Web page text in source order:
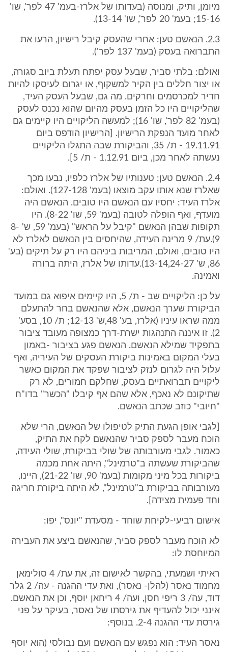
מיומן, ותיק, ומנוסה (בעדותו של אלרז-בעמ' 47 לפר', שו'
15-16; בעמ' 20 לפר', שו' 13-14).
2.3. הנאשם טען: אחרי שהעסק קיבל רישיון, הרעו את
התברואה בעסק (בעמ' 137 לפר').
ואולם: בלתי סביר, שבעל עסק יפתח תעלת ביוב סגורה,
או יצור חללים בין הקיר למשקוף, או יגרום לעיסקו להיות
חדיר למכרסמים וחרקים. מה גם, שבעל העסק העיד,
שהליקויים היו כל הזמן בעסק מהיום שהוא נכנס לעסק
(בעמ' 82 לפר', שו' 16); למעשה הליקויים היו קיימים גם
לאחר מועד הנפקת הרישיון. [הרישיון הודפס ביום
19.11.91 - ת/ 35, והביקורת שבה התגלו הליקויים
נעשתה לאחר מכן, ביום 1.12.91 - ת/ 5].
2.4. הנאשם טען: טענותיו של אלרז כלפיו, נבעו מכך
שאלרז שנא אותו עקב מוצאו (בעמ' 127-128). ואולם:
אלרז העיד: יחסיו עם הנאשם היו טובים. הנאשם היה
מועדף, ואף הופלה לטובה (בעמ' 59, שו' 8-22). היו
תקופות שבהן הנאשם "קיבל על הראש" (בעמ' 59, ש' 8-
9).עת/ 9 מרינה העידה, שהיחסים בין הנאשם לאלרז לא
היו טובים, ואולם, המריבות ביניהם היו רק על תיקים (בע'
86, ש' 13-14,24-27).עדותו של אלרז, היתה ברורה
ואמינה.
על כן: הליקויים שב - ת/ 5, היו קיימים איפוא גם במועד
הביקורת שערך הנאשם, אלא שהנאשם בחר להתעלם
ממה שראו עיניו (אלרז, בע' 48,ש' 12-13; ת/ 10, בסע'
2). זו איננה התנהגות ישרת-דרך כמצופה מעובד ציבור
בתפקיד שמילא הנאשם. הנאשם פגע בציבור -באמון
בעלי המקום באמינות ביקורת העסקים של העיריה, ואף
עלול היה לגרום לנזק לציבור שפקד את המקום כאשר
ליקויים תברואתיים בעסק, שחלקם חמורים, לא רק
שתיקונם לא נאכף, אלא שהם אף קיבלו "הכשר" בדו"ח
"חיובי" כוזב שכתב הנאשם.
[לגבי אופן הגעת התיק לטיפולו של הנאשם, הרי שלא
הוכח מעבר לספק סביר שהנאשם לקח את התיק,
כאמור. לגבי מעורבותה של שולי בביקורת, שולי העידה,
שהביקורת שעשתה ב"טרמינל", היתה אחת מכמה
ביקורות בכל מיני מקומות (בעמ' 90, שו' 21-22), היינו,
מעורבותה בביקורת ב"טרמינל", לא היתה ביקורת חריגה
וחד פעמית מצידה].
אישום רביעי-לקיחת שוחד - מסעדת "יונס", יפו:
לא הוכח מעבר לספק סביר, שהנאשם ביצע את העבירה
המיוחסת לו:
ראיתי ושמעתי, בהקשר לאישום זה, את עת/ 4 סולימאן
מחמוד נאסר (להלן- נאסר), ואת עדי ההגנה - עה/ 2 גלר
דוד, עה/ 3 ריפי חסן, ועה/ 4 ריחאן יוסף, וכן את הנאשם.
אינני יכול להעדיף את גירסתו של נאסר, בעיקר על פני
גירסת עדי ההגנה 2-4. בנוסף:
נאסר העיד: הוא נפגש עם הנאשם ועם נבולסי (הוא יוסף